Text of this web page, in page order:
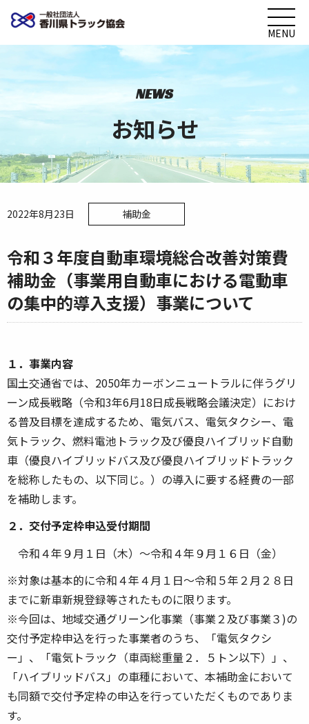
MENU
NEWS
お知らせ
2022年8月23日 補助金
令和３年度自動車環境総合改善対策費
補助金（事業用自動車における電動車
の集中的導入支援）事業について
１．事業内容
国土交通省では、2050年カーボンニュートラルに伴うグリ
ーン成長戦略（令和3年6月18日成長戦略会議決定）におけ
る普及目標を達成するため、電気バス、電気タクシー、電
気トラック、燃料電池トラック及び優良ハイブリッド自動
車（優良ハイブリッドバス及び優良ハイブリッドトラック
を総称したもの、以下同じ。）の導入に要する経費の一部
を補助します。
２．交付予定枠申込受付期間
令和４年９月１日（木）～令和４年９月１６日（金）
※対象は基本的に令和４年４月１日～令和５年２月２８日
までに新車新規登録等されたものに限ります。
※今回は、地域交通グリーン化事業（事業２及び事業３)の
交付予定枠申込を行った事業者のうち、「電気タクシ
ー」、「電気トラック（車両総重量２．５トン以下）」、
「ハイブリッドバス」の車種において、本補助金において
も同額で交付予定枠の申込を行っていただくものでありま
す。